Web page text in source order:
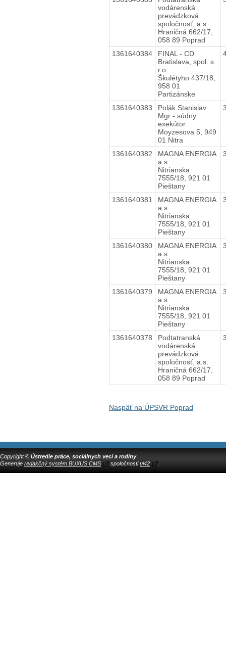
vodárenská
prevádzková
spoločnosť, a.s.
Hraničná 662/17,
058 89 Poprad
1361640384
FINAL - CD
Bratislava, spol. s
r.o.
Škulétyho 437/18,
958 01
Partizánske
1361640383
Polák Stanislav
Mgr - súdny
exekútor
Moyzesova 5, 949
01 Nitra
1361640382
MAGNA ENERGIA
a.s.
Nitrianska
7555/18, 921 01
Pieštany
1361640381
MAGNA ENERGIA
a.s.
Nitrianska
7555/18, 921 01
Pieštany
1361640380
MAGNA ENERGIA
a.s.
Nitrianska
7555/18, 921 01
Pieštany
1361640379
MAGNA ENERGIA
a.s.
Nitrianska
7555/18, 921 01
Pieštany
1361640378
Podtatranská
vodárenská
prevádzková
spoločnosť, a.s.
Hraničná 662/17,
058 89 Poprad
Naspäť na ÚPSVR Poprad
Copyright © Ústredie práce, sociálnych vecí a rodiny
Generuje redakčný systém BUXUS CMS spoločnostiui42